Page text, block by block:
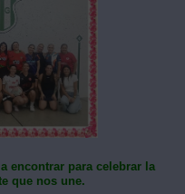
encontrar para celebrar la
que nos une.